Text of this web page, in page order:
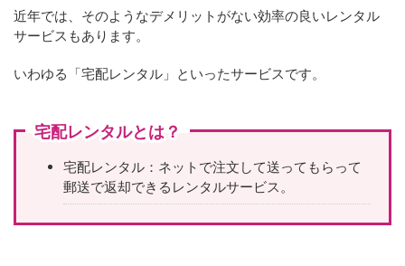
近年では、そのようなデメリットがない効率の良いレンタル
サービスもあります。
いわゆる「宅配レンタル」といったサービスです。
宅配レンタルとは？
宅配レンタル：ネットで注文して送ってもらって
郵送で返却できるレンタルサービス。